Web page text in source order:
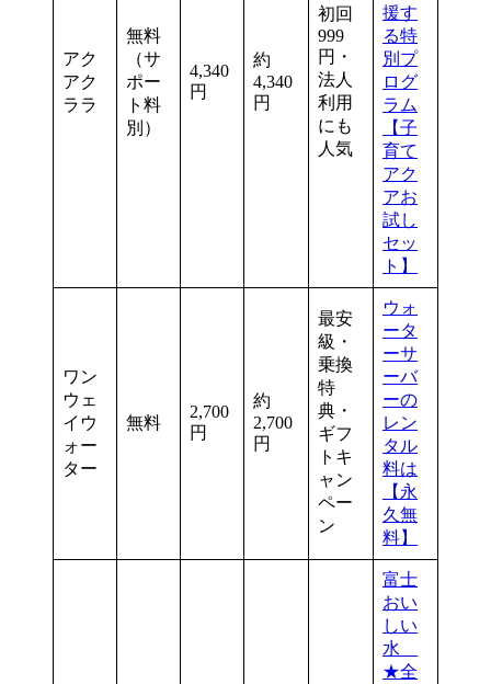
アク
アク
ララ
無料
（サ
ポー
ト料
別）
4,340
円
約
4,340
円
初回
999
円・
法人
利用
にも
人気
援す
る特
別プ
ログ
ラム
【子
育て
アク
アお
試し
セッ
ト】
ワン
ウェ
イウ
ォー
ター
無料
2,700
円
約
2,700
円
最安
級・
乗換
特
典・
ギフ
トキ
ャン
ペー
ン
ウォ
ータ
ーサ
ーバ
ーの
レン
タル
料は
【永
久無
料】
富士
おい
しい
水
★全